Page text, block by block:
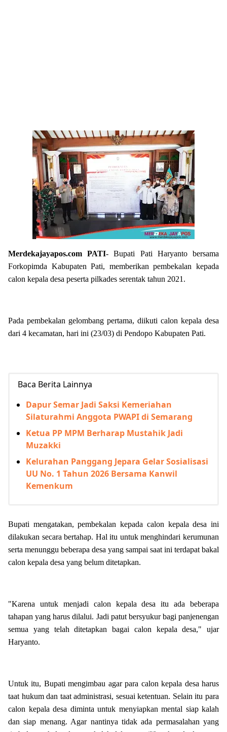
Merdekajayapos.com PATI- Bupati Pati Haryanto bersama
Forkopimda Kabupaten Pati, memberikan pembekalan kepada
calon kepala desa peserta pilkades serentak tahun 2021.
Pada pembekalan gelombang pertama, diikuti calon kepala desa
dari 4 kecamatan, hari ini (23/03) di Pendopo Kabupaten Pati.
Baca Berita Lainnya
Dapur Semar Jadi Saksi Kemeriahan
Silaturahmi Anggota PWAPI di Semarang
Ketua PP MPM Berharap Mustahik Jadi
Muzakki
Kelurahan Panggang Jepara Gelar Sosialisasi
UU No. 1 Tahun 2026 Bersama Kanwil
Kemenkum
Bupati mengatakan, pembekalan kepada calon kepala desa ini
dilakukan secara bertahap. Hal itu untuk menghindari kerumunan
serta menunggu beberapa desa yang sampai saat ini terdapat bakal
calon kepala desa yang belum ditetapkan.
"Karena untuk menjadi calon kepala desa itu ada beberapa
tahapan yang harus dilalui. Jadi patut bersyukur bagi panjenengan
semua yang telah ditetapkan bagai calon kepala desa," ujar
Haryanto.
Untuk itu, Bupati mengimbau agar para calon kepala desa harus
taat hukum dan taat administrasi, sesuai ketentuan. Selain itu para
calon kepala desa diminta untuk menyiapkan mental siap kalah
dan siap menang. Agar nantinya tidak ada permasalahan yang